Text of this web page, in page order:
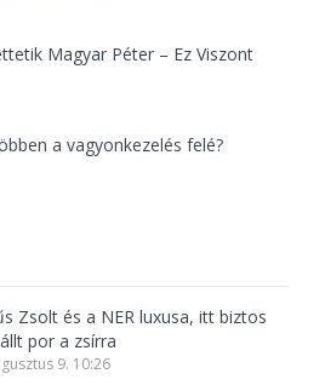
Magyar Péter – Ez Viszont
a vagyonkezelés felé?
Zsolt és a NER luxusa, itt biztos
por a zsírra
9. 10:26